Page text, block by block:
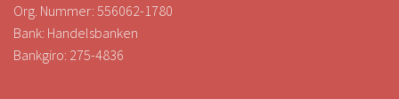
Org. Nummer: 556062-1780
Bank: Handelsbanken
Bankgiro: 275-4836